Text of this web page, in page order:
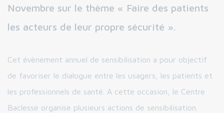
Novembre sur le thème « Faire des patients
les acteurs de leur propre sécurité ».
Cet évènement annuel de sensibilisation a pour objectif
de favoriser le dialogue entre les usagers, les patients et
les professionnels de santé. A cette occasion, le Centre
Baclesse organise plusieurs actions de sensibilisation.